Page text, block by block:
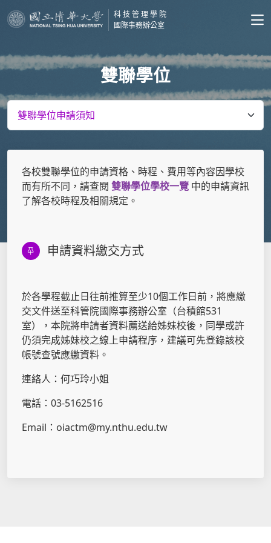
科技管理學院
國際事務辦公室
雙聯學位
各校雙聯學位的申請資格、時程、費用等內容因學校
而有所不同，請查閱 雙聯學位學校一覽 中的申請資訊
了解各校時程及相關規定。
申請資料繳交方式
於各學程截止日往前推算至少10個工作日前，將應繳
交文件送至科管院國際事務辦公室（台積館531
室），本院將申請者資料薦送給姊妹校後，同學或許
仍須完成姊妹校之線上申請程序，建議可先登錄該校
帳號查號應繳資料。
連絡人：何巧玲小姐
電話：03-5162516
Email：oiactm@my.nthu.edu.tw